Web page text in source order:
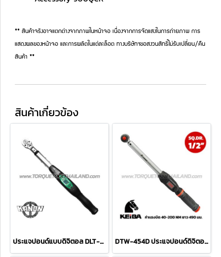
** สินค้าจริงอาจแตกต่างจากภาพในหน้าจอ เนื่องจากการจัดแสงในการถ่ายภาพ การ
แสดงผลของหน้าจอ และการผลิตในแต่ละล็อต ทางบริษัทฯขอสงวนสิทธิ์ไม่รับเปลี่ยน/คืน
สินค้า **
สินค้าเกี่ยวข้อง
ประแจปอนด์แบบดิจิตอล DLT-N50-UC DTW-454D ประแจปอนด์ดิจิตอล SQ.DR.1/2" KEIBA (40-200 NM) ยาว 490 มม.